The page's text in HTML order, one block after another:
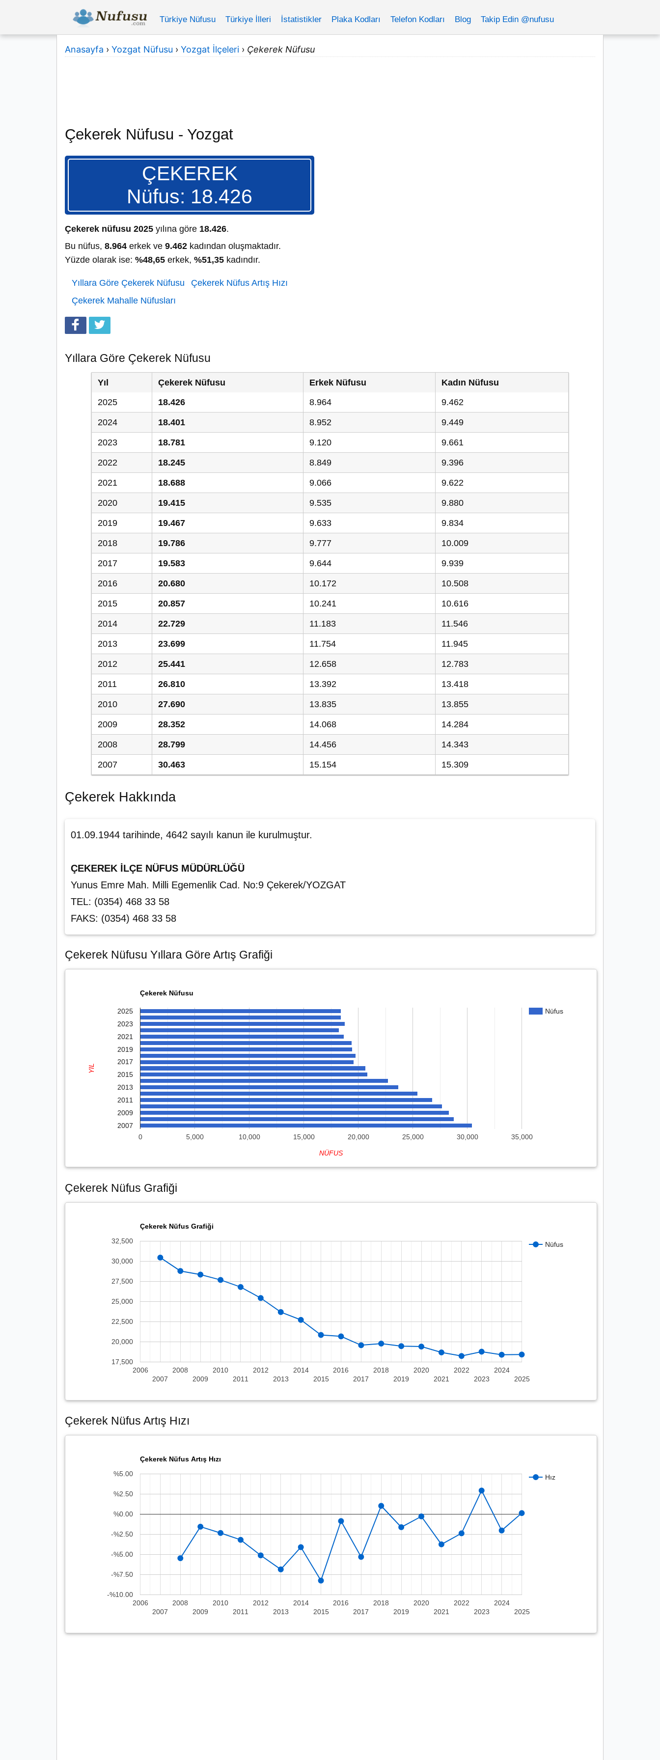
Türkiye Nüfusu Türkiye İlleri İstatistikler Plaka Kodları Telefon Kodları Blog Takip Edin @nufusu
Anasayfa › Yozgat Nüfusu › Yozgat İlçeleri › Çekerek Nüfusu
Çekerek Nüfusu - Yozgat
ÇEKEREK
Nüfus: 18.426
Çekerek nüfusu 2025 yılına göre 18.426.
Bu nüfus, 8.964 erkek ve 9.462 kadından oluşmaktadır.
Yüzde olarak ise: %48,65 erkek, %51,35 kadındır.
Yıllara Göre Çekerek Nüfusu
Çekerek Nüfus Artış Hızı
Çekerek Mahalle Nüfusları
Yıllara Göre Çekerek Nüfusu
Yıl Çekerek Nüfusu Erkek Nüfusu
Kadın Nüfusu
2025
18.426 8.964 9.462
2024 18.401 8.952 9.449
2023 18.781 9.120 9.661
2022 18.245 8.849 9.396
2021 18.688 9.066 9.622
2020 19.415 9.535 9.880
2019 19.467 9.633 9.834
2018 19.786 9.777 10.009
2017 19.583 9.644 9.939
2016 20.680 10.172 10.508
2015 20.857 10.241 10.616
2014 22.729 11.183 11.546
2013 23.699 11.754 11.945
2012 25.441 12.658 12.783
2011 26.810 13.392 13.418
2010 27.690 13.835 13.855
2009 28.352 14.068 14.284
2008 28.799 14.456 14.343
2007 30.463 15.154 15.309
Çekerek Hakkında
01.09.1944 tarihinde, 4642 sayılı kanun ile kurulmuştur.
ÇEKEREK İLÇE NÜFUS MÜDÜRLÜĞÜ
Yunus Emre Mah. Milli Egemenlik Cad. No:9 Çekerek/YOZGAT
TEL: (0354) 468 33 58
FAKS: (0354) 468 33 58
Çekerek Nüfusu Yıllara Göre Artış Grafiği
Çekerek Nüfusu
Nüfus
0 5,000 10,000 15,000 20,000 25,000 30,000 35,000
2025
2023
2021
2019
2017
2015
2013
2011
2009
2007
NÜFUS
YIL
Çekerek Nüfus Grafiği
Çekerek Nüfus Grafiği
Nüfus
2006
2007
2008
2009
2010
2011
2012
2013
2014
2015
2016
2017
2018
2019
2020
2021
2022
2023
2024
2025
17,500
20,000
22,500
25,000
27,500
30,000
32,500
Çekerek Nüfus Artış Hızı
Çekerek Nüfus Artış Hızı
Hız
2006
2007
2008
2009
2010
2011
2012
2013
2014
2015
2016
2017
2018
2019
2020
2021
2022
2023
2024
2025
-%10.00
-%7.50
-%5.00
-%2.50
%0.00
%2.50
%5.00